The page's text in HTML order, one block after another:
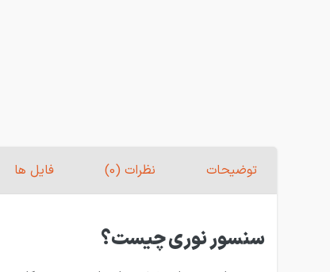
توضیحات نظرات (0) فایل ها
سنسور نوری چیست؟